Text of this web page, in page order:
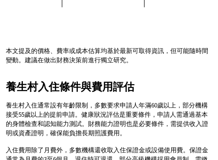
本文提及的價格、費率或成本估算均基於最新可取得資訊，但可能隨時間
變動。建議在做出財務決策前進行獨立研究。
養生村入住條件與費用評估
養生村入住通常設有年齡限制，多數要求申請人年滿60歲以上，部分機構
接受55歲以上的提前申請。健康狀況評估是重要條件，申請人需通過基本
的身體檢查和認知能力測試。財務能力證明也是必要條件，需提供收入證
明或資產證明，確保能負擔長期照護費用。
入住費用除了月費外，多數機構還收取入住保證金或設備使用費。保證金